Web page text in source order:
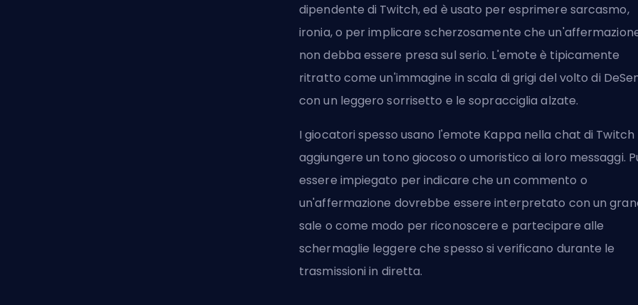
dipendente di Twitch, ed è usato per esprimere sarcasmo,
ironia, o per implicare scherzosamente che
non debba essere presa sul serio. L'emote è tipicamente
ritratto come un'immagine in scala di grigi del volto di
con un leggero sorrisetto e le sopracciglia alzate.
I giocatori spesso usano l'emote Kappa nella chat di
aggiungere un tono giocoso o umoristico ai loro messaggi.
essere impiegato per indicare che un commento o
un'affermazione dovrebbe essere interpretato con un
sale o come modo per riconoscere e partecipare alle
schermaglie leggere che spesso si verificano durante le
trasmissioni in diretta.